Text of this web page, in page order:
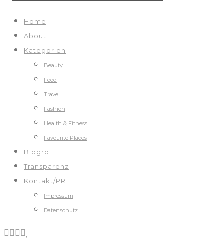
Home
About
Kategorien
Beauty
Food
Travel
Fashion
Health & Fitness
Favourite Places
Blogroll
Transparenz
Kontakt/PR
Impressum
Datenschutz